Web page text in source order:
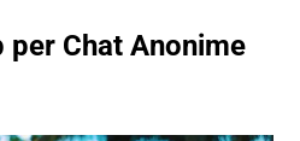
per Chat Anonime